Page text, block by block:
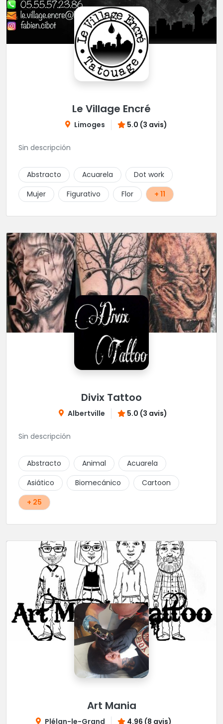
Le Village Encré
Limoges 5.0 (3 avis)
Sin descripción
Abstracto Acuarela
Dot work
Mujer
Figurativo Flor + 11
Divix Tattoo
Albertville 5.0 (3 avis)
Sin descripción
Abstracto Animal
Acuarela
Asiático
Biomecánico
Cartoon
+ 25
Art Mania
Plélan-le-Grand 4.96 (8 avis)